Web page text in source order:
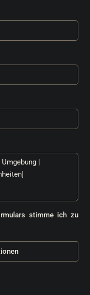
stimme ich zu